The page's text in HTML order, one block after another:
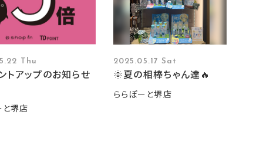
Thu
トアップのお知らせ
と堺店
2025.05.17 Sat
🌞夏の相棒ちゃん達🔥
ららぽーと堺店